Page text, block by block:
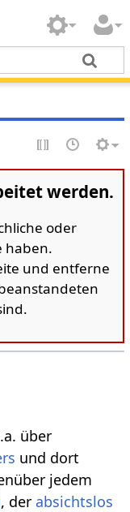
werden.
oder
haben.
und entferne
über
und dort
jedem
, der absichtslos